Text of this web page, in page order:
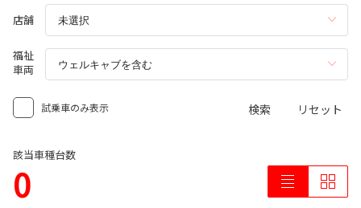
店舗
福祉
車両
試乗車のみ表示 検索 リセット
該当車種台数
0